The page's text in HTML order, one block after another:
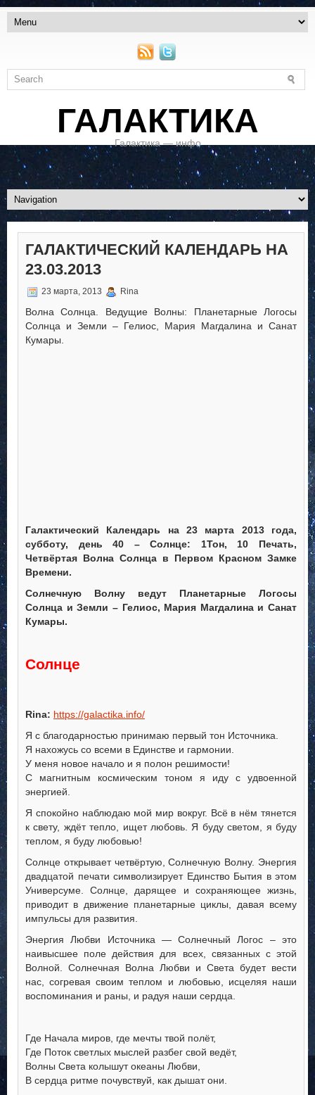
ГАЛАКТИКА
Галактика — инфо
ГАЛАКТИЧЕСКИЙ КАЛЕНДАРЬ НА
23.03.2013
23 марта, 2013 Rina
Волна Солнца. Ведущие Волны: Планетарные Логосы
Солнца и Земли – Гелиос, Мария Магдалина и Санат
Кумары.
Галактический Календарь на 23 марта 2013 года,
субботу, день 40 – Солнце: 1Тон, 10 Печать,
Четвёртая Волна Солнца в Первом Красном Замке
Времени.
Солнечную Волну ведут Планетарные Логосы
Солнца и Земли – Гелиос, Мария Магдалина и Санат
Кумары.
Солнце
Rina: https://galactika.info/
Я с благодарностью принимаю первый тон Источника.
Я нахожусь со всеми в Единстве и гармонии.
У меня новое начало и я полон решимости!
С магнитным космическим тоном я иду с удвоенной
энергией.
Я спокойно наблюдаю мой мир вокруг. Всё в нём тянется
к свету, ждёт тепло, ищет любовь. Я буду светом, я буду
теплом, я буду любовью!
Солнце открывает четвёртую, Солнечную Волну. Энергия
двадцатой печати символизирует Единство Бытия в этом
Универсуме. Солнце, дарящее и сохраняющее жизнь,
приводит в движение планетарные циклы, давая всему
импульсы для развития.
Энергия Любви Источника — Солнечный Логос – это
наивысшее поле действия для всех, связанных с этой
Волной. Солнечная Волна Любви и Света будет вести
нас, согревая своим теплом и любовью, исцеляя наши
воспоминания и раны, и радуя наши сердца.
Где Начала миров, где мечты твой полёт,
Где Поток светлых мыслей разбег свой ведёт,
Волны Света колышут океаны Любви,
В сердца ритме почувствуй, как дышат они.